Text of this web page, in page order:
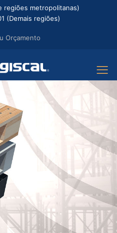
regiões metropolitanas)
(Demais regiões)
Orçamento